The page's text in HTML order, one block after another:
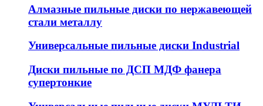
Алмазные пильные диски по нержавеющей
стали металлу
Универсальные пильные диски Industrial
Диски пильные по ДСП МДФ фанера
супертонкие